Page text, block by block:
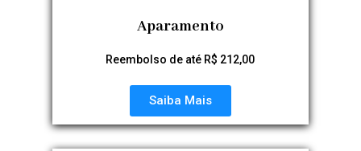
Aparamento
Reembolso de até R$ 212,00
Saiba Mais